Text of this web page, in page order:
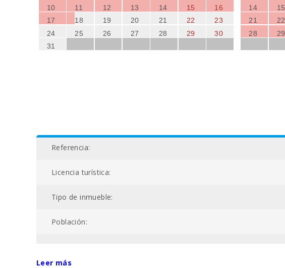
10
11 12 13 14 15
16
17
18 19 20 21 22
23
24
25 26 27 28 29
30
31
14
15
21
22
28
29
Referencia:
Licencia turística:
Tipo de inmueble:
Población:
Leer más